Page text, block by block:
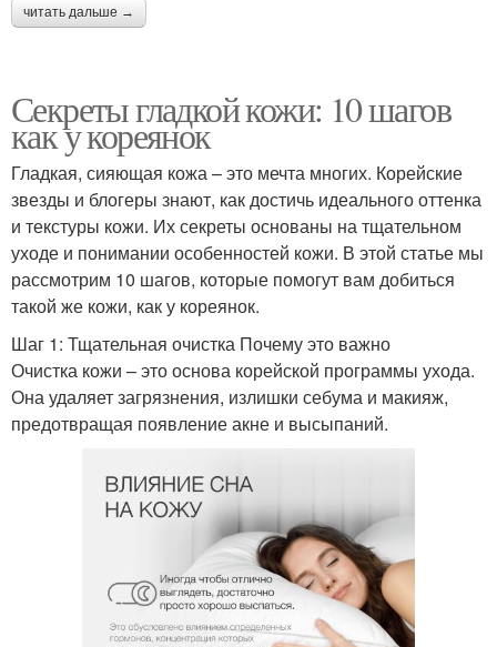
читать дальше →
Секреты гладкой кожи: 10 шагов
как у кореянок
Гладкая, сияющая кожа – это мечта многих. Корейские
звезды и блогеры знают, как достичь идеального оттенка
и текстуры кожи. Их секреты основаны на тщательном
уходе и понимании особенностей кожи. В этой статье мы
рассмотрим 10 шагов, которые помогут вам добиться
такой же кожи, как у кореянок.
Шаг 1: Тщательная очистка Почему это важно
Очистка кожи – это основа корейской программы ухода.
Она удаляет загрязнения, излишки себума и макияж,
предотвращая появление акне и высыпаний.